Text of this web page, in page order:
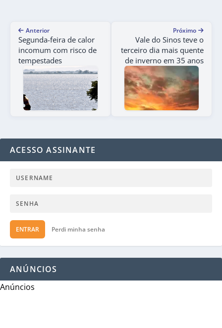
Anterior
Segunda-feira de calor
incomum com risco de
tempestades
Próximo
Vale do Sinos teve o
terceiro dia mais quente
de inverno em 35 anos
ACESSO ASSINANTE
ENTRAR Perdi minha senha
ANÚNCIOS
Anúncios